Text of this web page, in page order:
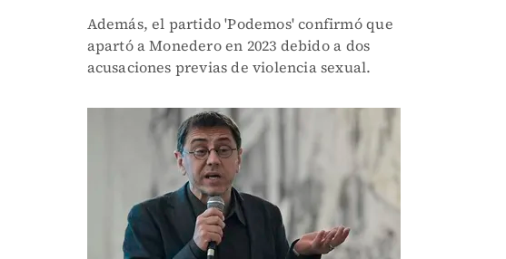
Además, el partido 'Podemos' confirmó que
apartó a Monedero en 2023 debido a dos
acusaciones previas de violencia sexual.